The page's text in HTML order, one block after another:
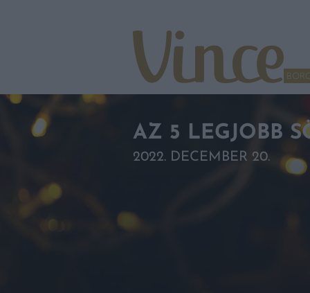
AZ 5 LEGJOBB
2022. DECEMBER 20.